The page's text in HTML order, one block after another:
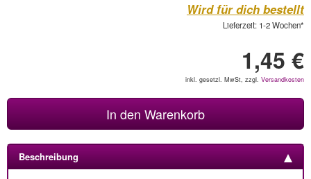
Wird für dich bestellt
Lieferzeit: 1-2 Wochen*
1,45 €
inkl. gesetzl. MwSt, zzgl. Versandkosten
In den Warenkorb
Beschreibung